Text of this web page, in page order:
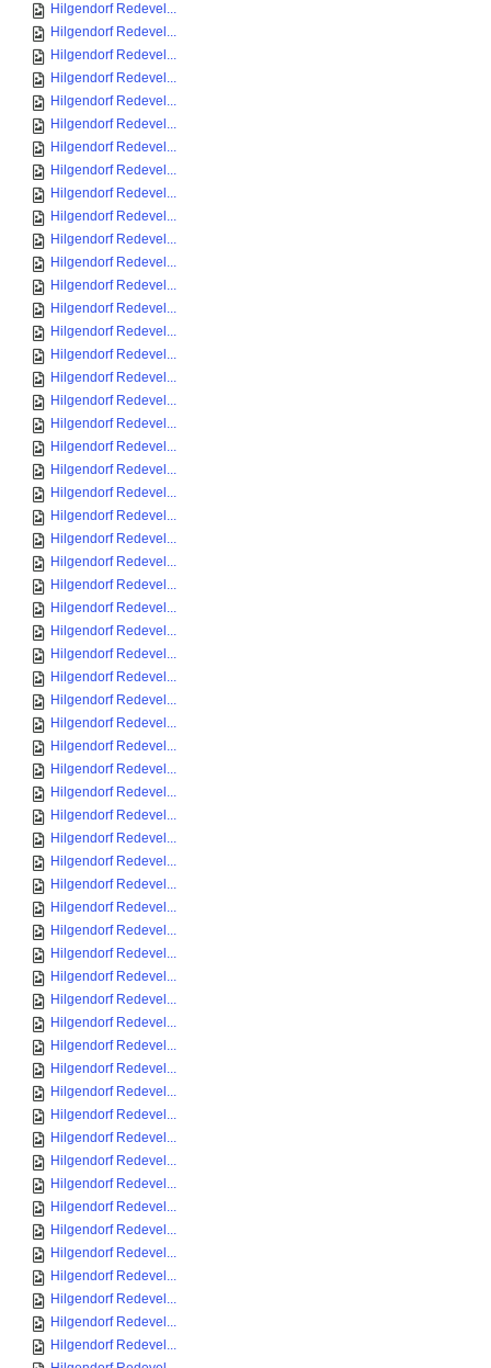
Hilgendorf Redevel...
Hilgendorf Redevel...
Hilgendorf Redevel...
Hilgendorf Redevel...
Hilgendorf Redevel...
Hilgendorf Redevel...
Hilgendorf Redevel...
Hilgendorf Redevel...
Hilgendorf Redevel...
Hilgendorf Redevel...
Hilgendorf Redevel...
Hilgendorf Redevel...
Hilgendorf Redevel...
Hilgendorf Redevel...
Hilgendorf Redevel...
Hilgendorf Redevel...
Hilgendorf Redevel...
Hilgendorf Redevel...
Hilgendorf Redevel...
Hilgendorf Redevel...
Hilgendorf Redevel...
Hilgendorf Redevel...
Hilgendorf Redevel...
Hilgendorf Redevel...
Hilgendorf Redevel...
Hilgendorf Redevel...
Hilgendorf Redevel...
Hilgendorf Redevel...
Hilgendorf Redevel...
Hilgendorf Redevel...
Hilgendorf Redevel...
Hilgendorf Redevel...
Hilgendorf Redevel...
Hilgendorf Redevel...
Hilgendorf Redevel...
Hilgendorf Redevel...
Hilgendorf Redevel...
Hilgendorf Redevel...
Hilgendorf Redevel...
Hilgendorf Redevel...
Hilgendorf Redevel...
Hilgendorf Redevel...
Hilgendorf Redevel...
Hilgendorf Redevel...
Hilgendorf Redevel...
Hilgendorf Redevel...
Hilgendorf Redevel...
Hilgendorf Redevel...
Hilgendorf Redevel...
Hilgendorf Redevel...
Hilgendorf Redevel...
Hilgendorf Redevel...
Hilgendorf Redevel...
Hilgendorf Redevel...
Hilgendorf Redevel...
Hilgendorf Redevel...
Hilgendorf Redevel...
Hilgendorf Redevel...
Hilgendorf Redevel...